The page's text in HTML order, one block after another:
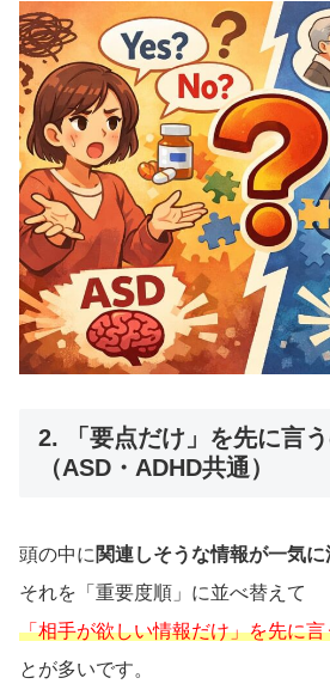
2. 「要点だけ」を先に言
（ASD・ADHD共通）
頭の中に 関連しそうな情報が一気に
それを「重要度順」に並べ替えて
「相手が欲しい情報だけ」を先に
とが多いです。